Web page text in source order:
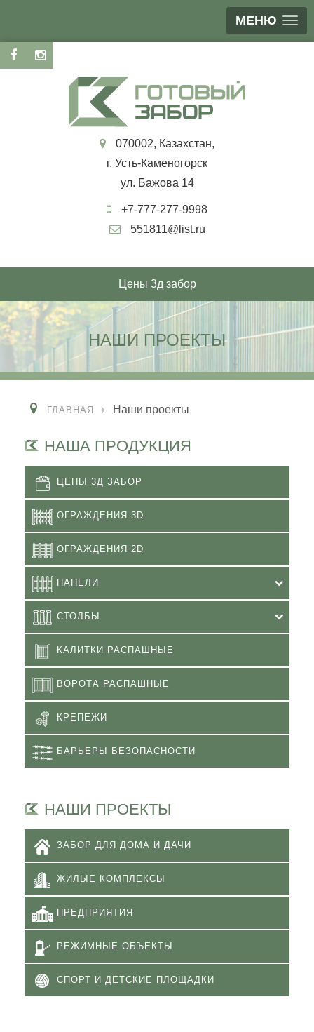
МЕНЮ
070002, Казахстан,
г. Усть-Каменогорск
ул. Бажова 14
+7-777-277-9998
551811@list.ru
Цены 3д забор
НАШИ ПРОЕКТЫ
ГЛАВНАЯ Наши проекты
НАША ПРОДУКЦИЯ
ЦЕНЫ 3Д ЗАБОР
ОГРАЖДЕНИЯ 3D
ОГРАЖДЕНИЯ 2D
ПАНЕЛИ
СТОЛБЫ
КАЛИТКИ РАСПАШНЫЕ
ВОРОТА РАСПАШНЫЕ
КРЕПЕЖИ
БАРЬЕРЫ БЕЗОПАСНОСТИ
НАШИ ПРОЕКТЫ
ЗАБОР ДЛЯ ДОМА И ДАЧИ
ЖИЛЫЕ КОМПЛЕКСЫ
ПРЕДПРИЯТИЯ
РЕЖИМНЫЕ ОБЪЕКТЫ
СПОРТ И ДЕТСКИЕ ПЛОЩАДКИ